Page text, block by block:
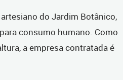
do Jardim Botânico,
consumo humano. Como
a empresa contratada é